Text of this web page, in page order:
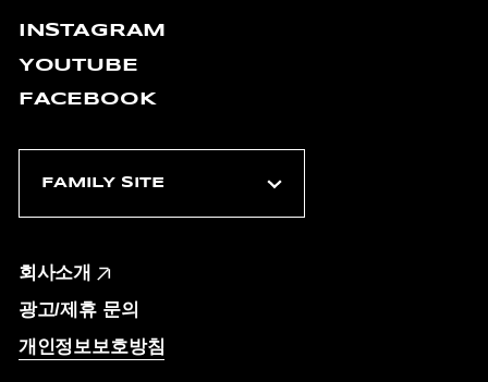
INSTAGRAM
YOUTUBE
FACEBOOK
회사소개
광고/제휴 문의
개인정보보호방침